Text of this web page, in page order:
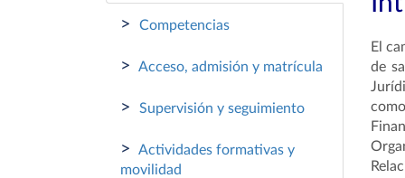
> Competencias
> Acceso, admisión y matrícula
> Supervisión y seguimiento
>
Actividades formativas y
movilidad
El
de